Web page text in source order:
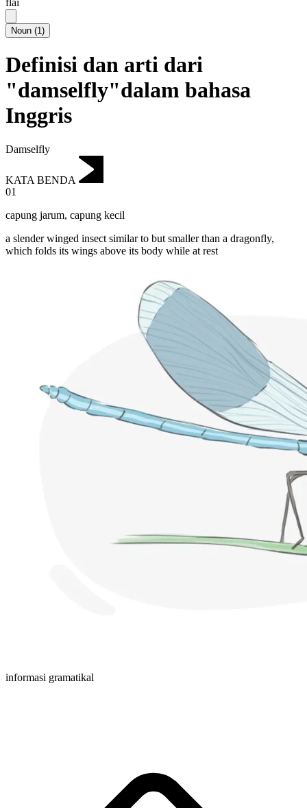
Noun (1)
Definisi dan arti dari
"damselfly"dalam bahasa
Inggris
Damselfly
KATA BENDA
01
capung jarum, capung kecil
a slender winged insect similar to but smaller than a dragonfly,
which folds its wings above its body while at rest
informasi gramatikal